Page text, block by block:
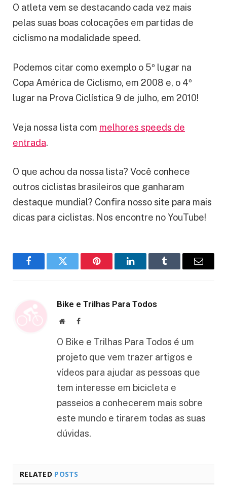
O atleta vem se destacando cada vez mais
pelas suas boas colocações em partidas de
ciclismo na modalidade speed.
Podemos citar como exemplo o 5º lugar na
Copa América de Ciclismo, em 2008 e, o 4º
lugar na Prova Ciclística 9 de julho, em 2010!
Veja nossa lista com melhores speeds de
entrada.
O que achou da nossa lista? Você conhece
outros ciclistas brasileiros que ganharam
destaque mundial? Confira nosso site para mais
dicas para ciclistas. Nos encontre no YouTube!
FacebookTwitter Pinterest LinkedInTumblr Email
Bike e Trilhas Para Todos
WebsiteFacebook
O Bike e Trilhas Para Todos é um
projeto que vem trazer artigos e
vídeos para ajudar as pessoas que
tem interesse em bicicleta e
passeios a conhecerem mais sobre
este mundo e tirarem todas as suas
dúvidas.
RELATED POSTS